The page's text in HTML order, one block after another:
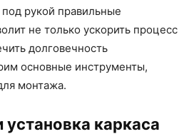
рукой правильные
не только ускорить процесс
долговечность
основные инструменты,
монтажа.
установка каркаса